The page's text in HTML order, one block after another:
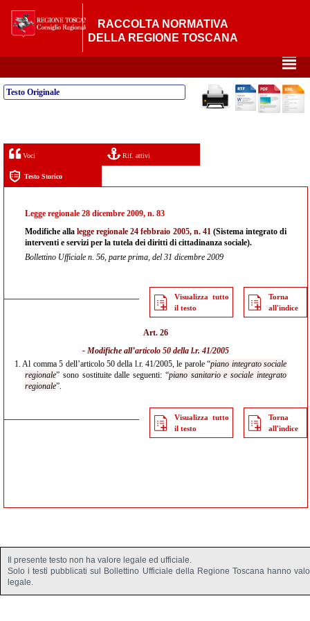
RACCOLTA NORMATIVA
DELLA REGIONE TOSCANA
²
Testo Originale
Voci Rif. attivi
Testo Storico
Legge regionale 28 dicembre 2009, n. 83
Modifiche allalegge regionale 24 febbraio 2005, n. 41(Sistema integrato di
interventi e servizi per la tutela dei diritti di cittadinanza sociale).
Bollettino Ufficiale n. 56, parte prima, del 31 dicembre 2009
Visualizza tutto
il testo
Torna
all'indice
Art. 26
- Modifiche all’articolo 50 della l.r. 41/2005
1. Al comma 5 dell’articolo 50 della l.r. 41/2005, le parole “piano integrato sociale
regionale” sono sostituite dalle seguenti: “piano sanitario e sociale integrato
regionale”.
Visualizza tutto
il testo
Torna
all'indice
Il presente testo non ha valore legale ed ufficiale.
Solo i testi pubblicati sul Bollettino Ufficiale della Regione Toscana hanno
legale.